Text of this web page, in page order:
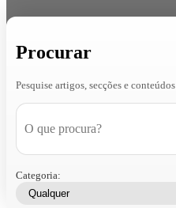
Procurar
Pesquise artigos, secções e conteúdos
Categoria: